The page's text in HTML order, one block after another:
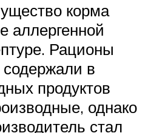
корма
аллергенной
Рационы
содержали в
продуктов
однако
стал